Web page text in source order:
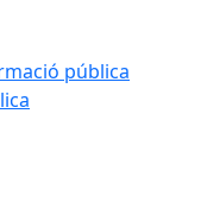
pública